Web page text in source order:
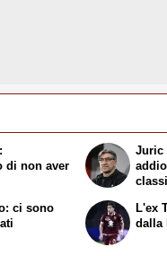
di non aver
ci sono
Juric
L'ex
dalla